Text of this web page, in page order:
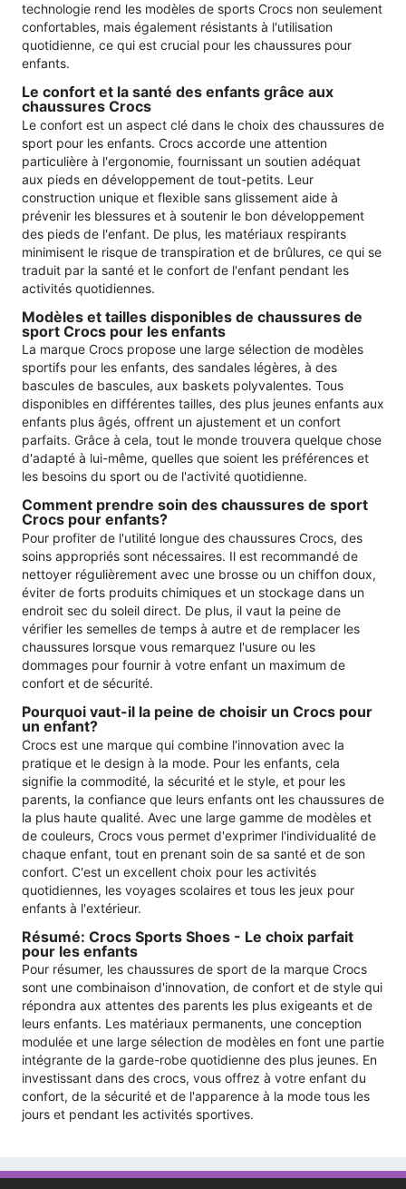
technologie rend les modèles de sports Crocs non seulement
confortables, mais également résistants à l'utilisation
quotidienne, ce qui est crucial pour les chaussures pour
enfants.
Le confort et la santé des enfants grâce aux
chaussures Crocs
Le confort est un aspect clé dans le choix des chaussures de
sport pour les enfants. Crocs accorde une attention
particulière à l'ergonomie, fournissant un soutien adéquat
aux pieds en développement de tout-petits. Leur
construction unique et flexible sans glissement aide à
prévenir les blessures et à soutenir le bon développement
des pieds de l'enfant. De plus, les matériaux respirants
minimisent le risque de transpiration et de brûlures, ce qui se
traduit par la santé et le confort de l'enfant pendant les
activités quotidiennes.
Modèles et tailles disponibles de chaussures de
sport Crocs pour les enfants
La marque Crocs propose une large sélection de modèles
sportifs pour les enfants, des sandales légères, à des
bascules de bascules, aux baskets polyvalentes. Tous
disponibles en différentes tailles, des plus jeunes enfants aux
enfants plus âgés, offrent un ajustement et un confort
parfaits. Grâce à cela, tout le monde trouvera quelque chose
d'adapté à lui-même, quelles que soient les préférences et
les besoins du sport ou de l'activité quotidienne.
Comment prendre soin des chaussures de sport
Crocs pour enfants?
Pour profiter de l'utilité longue des chaussures Crocs, des
soins appropriés sont nécessaires. Il est recommandé de
nettoyer régulièrement avec une brosse ou un chiffon doux,
éviter de forts produits chimiques et un stockage dans un
endroit sec du soleil direct. De plus, il vaut la peine de
vérifier les semelles de temps à autre et de remplacer les
chaussures lorsque vous remarquez l'usure ou les
dommages pour fournir à votre enfant un maximum de
confort et de sécurité.
Pourquoi vaut-il la peine de choisir un Crocs pour
un enfant?
Crocs est une marque qui combine l'innovation avec la
pratique et le design à la mode. Pour les enfants, cela
signifie la commodité, la sécurité et le style, et pour les
parents, la confiance que leurs enfants ont les chaussures de
la plus haute qualité. Avec une large gamme de modèles et
de couleurs, Crocs vous permet d'exprimer l'individualité de
chaque enfant, tout en prenant soin de sa santé et de son
confort. C'est un excellent choix pour les activités
quotidiennes, les voyages scolaires et tous les jeux pour
enfants à l'extérieur.
Résumé: Crocs Sports Shoes - Le choix parfait
pour les enfants
Pour résumer, les chaussures de sport de la marque Crocs
sont une combinaison d'innovation, de confort et de style qui
répondra aux attentes des parents les plus exigeants et de
leurs enfants. Les matériaux permanents, une conception
modulée et une large sélection de modèles en font une partie
intégrante de la garde-robe quotidienne des plus jeunes. En
investissant dans des crocs, vous offrez à votre enfant du
confort, de la sécurité et de l'apparence à la mode tous les
jours et pendant les activités sportives.